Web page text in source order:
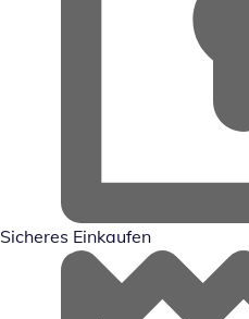
Sicheres Einkaufen